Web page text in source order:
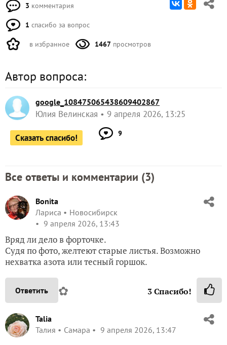
3 комментария
1 спасибо за вопрос
в избранное 1467 просмотров
Автор вопроса:
google_108475065438609402867
Юлия Велинская 9 апреля 2026, 13:25
Сказать спасибо! 9
Все ответы и комментарии (3)
Bonita
Лариса
Новосибирск
9 апреля 2026, 13:43
Вряд ли дело в форточке.
Судя по фото, желтеют старые листья. Возможно
нехватка азота или тесный горшок.
Ответить ✿ 3Спасибо!
Talia
Талия
Самара 9 апреля 2026, 13:47